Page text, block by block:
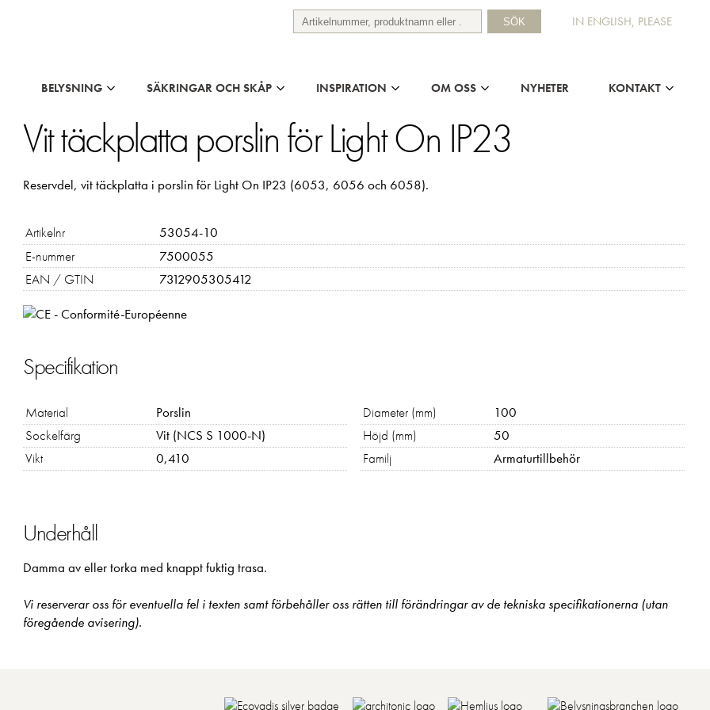
BELYSNING SÄKRINGAR OCH SKÅP INSPIRATION OM OSS NYHETER KONTAKT
SÖK IN ENGLISH, PLEASE
Vit täckplatta porslin för Light On IP23
Reservdel, vit täckplatta i porslin för Light On IP23 (6053, 6056 och 6058).
Artikelnr
53054-10
E-nummer
7500055
EAN / GTIN
7312905305412
Specifikation
Material
Porslin
Sockelfärg
Vit (NCS S 1000-N)
Vikt
0,410
Diameter (mm)
100
Höjd (mm)
50
Familj
Armaturtillbehör
Underhåll
Damma av eller torka med knappt fuktig trasa.
Vi reserverar oss för eventuella fel i texten samt förbehåller oss rätten till förändringar av de tekniska specifikationerna (utan
föregående avisering).